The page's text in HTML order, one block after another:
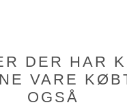
DER HAR
VARE
OGSÅ